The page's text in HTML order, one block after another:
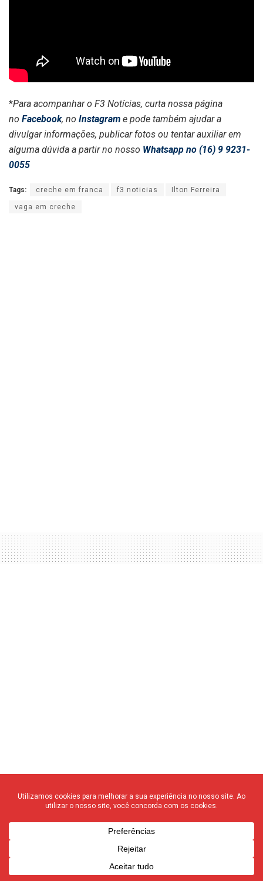
*Para acompanhar o F3 Notícias, curta nossa página
no Facebook, no Instagram e pode também ajudar a
divulgar informações, publicar fotos ou tentar auxiliar em
alguma dúvida a partir no nosso Whatsapp no (16) 9 9231-
0055
Tags: creche em franca f3 noticias Ilton Ferreira
vaga em creche